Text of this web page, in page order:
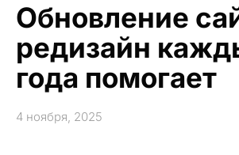
Обновление
редизайн
года помогает
4 ноября, 2025